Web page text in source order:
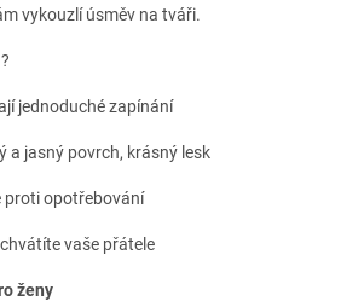
vykouzlí úsměv na tváři.
jednoduché zapínání
a jasný povrch, krásný lesk
proti opotřebování
vaše přátele
ženy